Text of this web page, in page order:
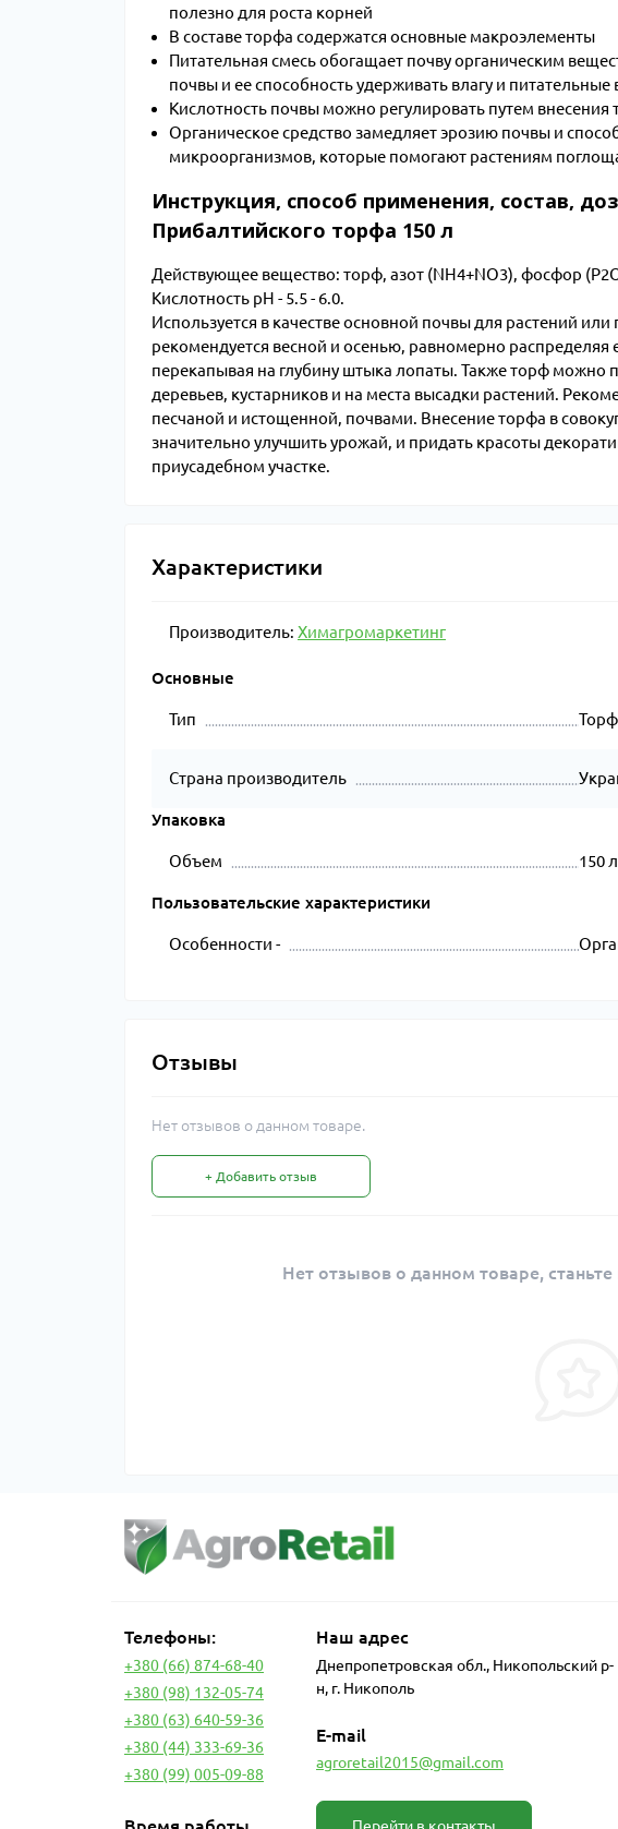
полезно для роста корней
В составе торфа содержатся основные макроэлементы
Питательная смесь обогащает почву органическим
почвы и ее способность удерживать влагу и питательные
Кислотность почвы можно регулировать путем внесения
Органическое средство замедляет эрозию почвы и
микроорганизмов, которые помогают растениям
Инструкция, способ применения, состав,
Прибалтийского торфа 150 л
Действующее вещество: торф, азот (NH4+NO3), фосфор
Кислотность рН - 5.5 - 6.0.
Используется в качестве основной почвы для растений
рекомендуется весной и осенью, равномерно распределяя
перекапывая на глубину штыка лопаты. Также торф можно
деревьев, кустарников и на места высадки растений.
песчаной и истощенной, почвами. Внесение торфа в
значительно улучшить урожай, и придать красоты
приусадебном участке.
Характеристики
Производитель: Химагромаркетинг
Основные
Тип
Страна производитель
Упаковка
Объем 150 л
Пользовательские характеристики
Особенности -
Отзывы
Нет отзывов о данном товаре.
+ Добавить отзыв
Нет отзывов о данном товаре,
Телефоны:
+380 (66) 874-68-40
+380 (98) 132-05-74
+380 (63) 640-59-36
+380 (44) 333-69-36
+380 (99) 005-09-88
Наш адрес
Днепропетровская обл., Никопольский р-
н, г. Никополь
E-mail
agroretail2015@gmail.com